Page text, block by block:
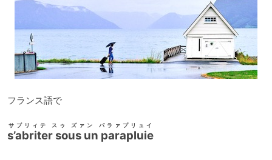
フランス語で
s’abriter sous un parapluie
サブリィテ スゥ ズァン パラァプリュイ